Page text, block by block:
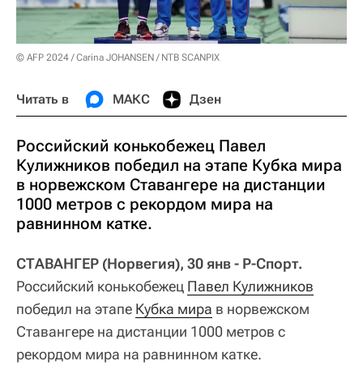
© AFP 2024 / Carina JOHANSEN / NTB SCANPIX
Читать в МАКС Дзен
Российский конькобежец Павел
Кулижников победил на этапе Кубка мира
в норвежском Ставангере на дистанции
1000 метров с рекордом мира на
равнинном катке.
СТАВАНГЕР (Норвегия), 30 янв - Р-Спорт.
Российский конькобежец Павел Кулижников
победил на этапе Кубка мира в норвежском
Ставангере на дистанции 1000 метров с
рекордом мира на равнинном катке.